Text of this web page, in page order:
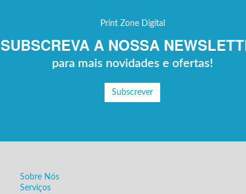
Print Zone Digital
SUBSCREVA A NOSSA
para mais novidades e ofertas!
Subscrever
Sobre Nós
Serviços